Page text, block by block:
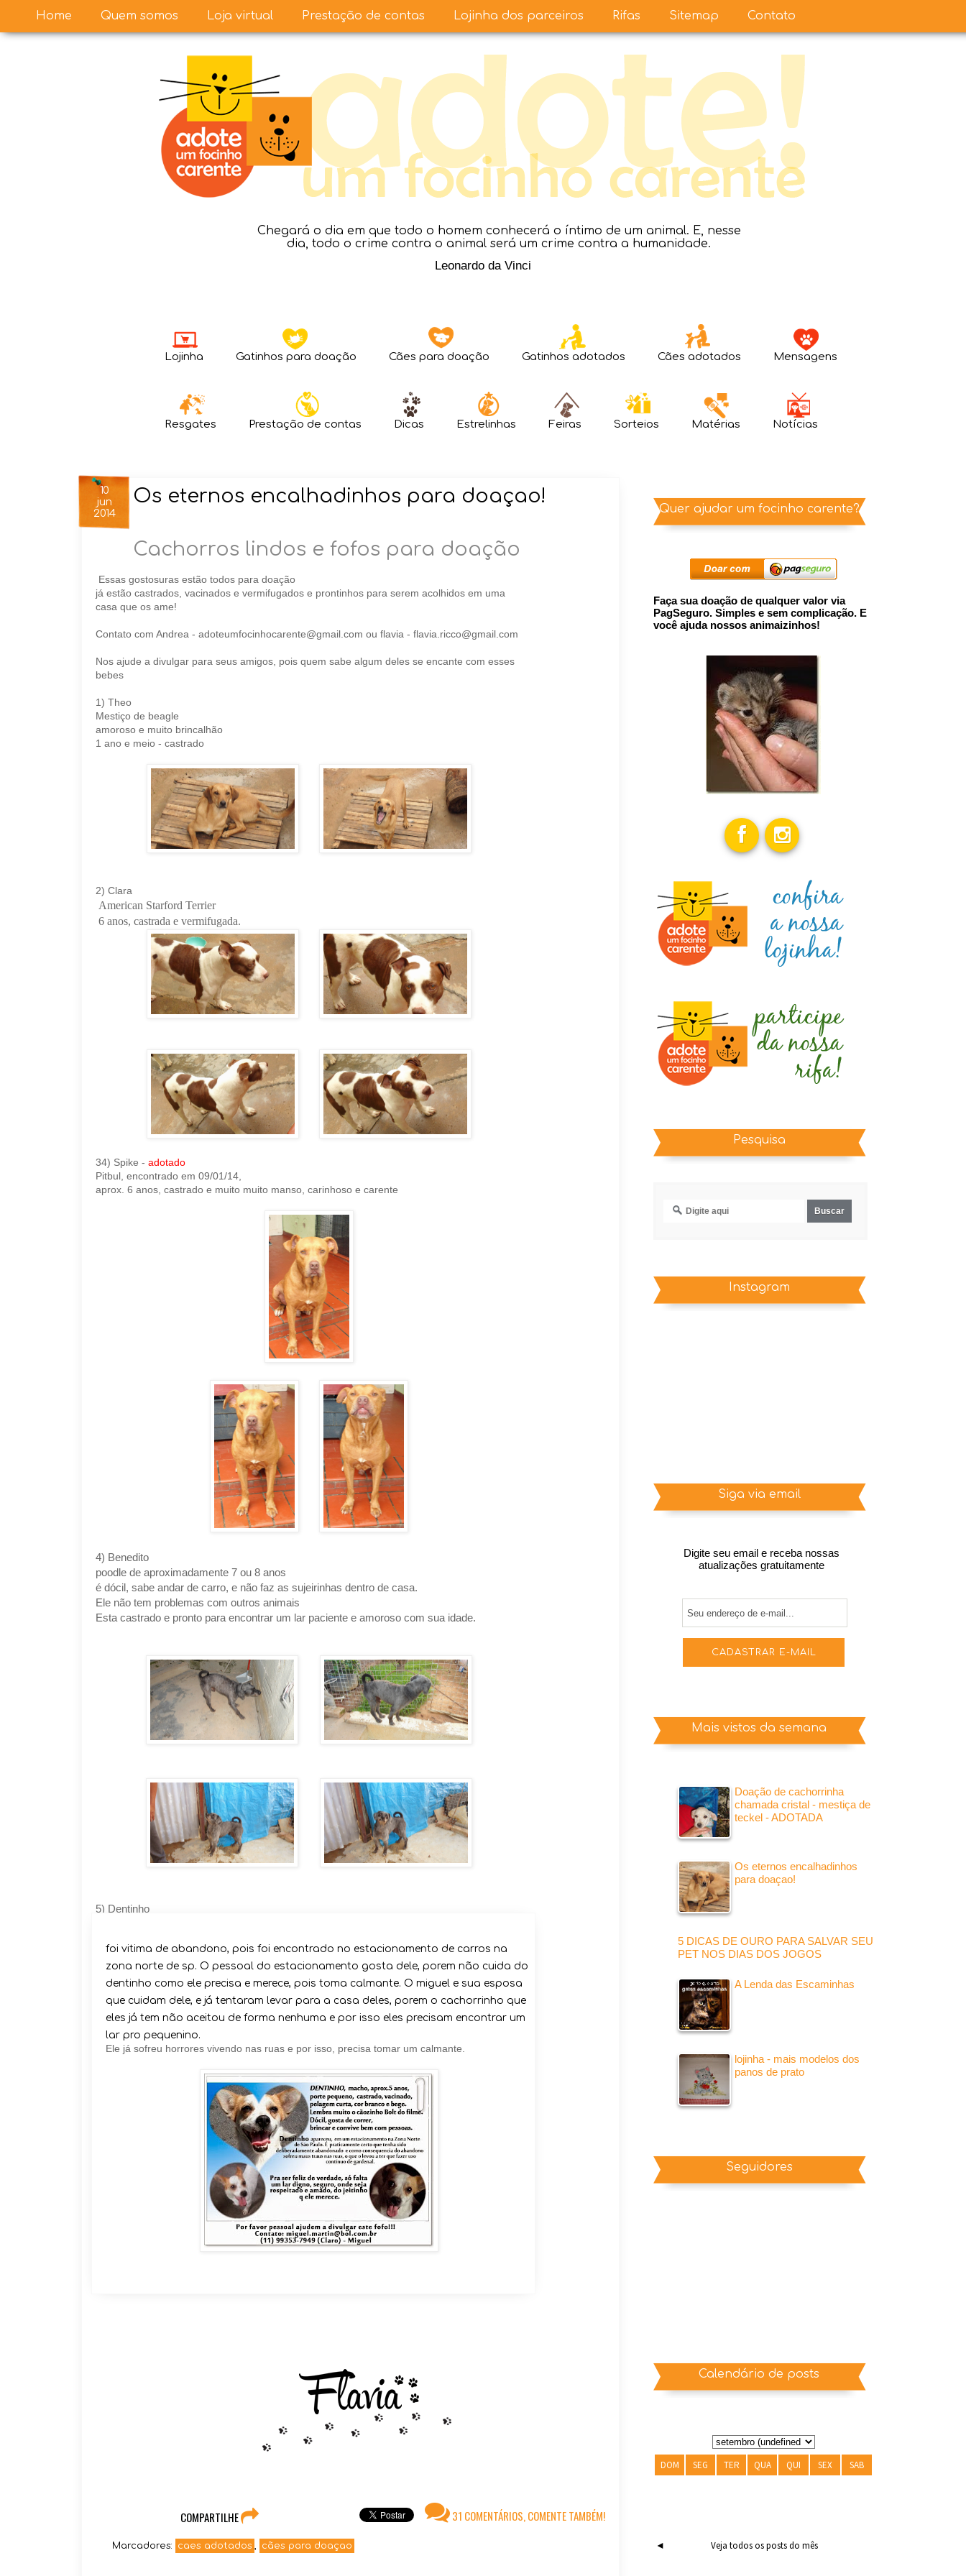
Chegará o dia em que todo o homem conhecerá o íntimo de um animal. E, nesse
dia, todo o crime contra o animal será um crime contra a humanidade.
Leonardo da Vinci
Lojinha Gatinhos para doação Cães para doação Gatinhos adotados Cães adotados Mensagens
Resgates Prestação de contas Dicas Estrelinhas Feiras Sorteios Matérias Notícias
10
jun
2014
Os eternos encalhadinhos para doaçao!
Cachorros lindos e fofos para doação
Essas gostosuras estão todos para doação
já estão castrados, vacinados e vermifugados e prontinhos para serem acolhidos em uma
casa que os ame!
Contato com Andrea - adoteumfocinhocarente@gmail.com ou flavia - flavia.ricco@gmail.com
Nos ajude a divulgar para seus amigos, pois quem sabe algum deles se encante com esses
bebes
1) Theo
Mestiço de beagle
amoroso e muito brincalhão
1 ano e meio - castrado
2) Clara
American Starford Terrier
6 anos, castrada e vermifugada.
34) Spike - adotado
Pitbul, encontrado em 09/01/14,
aprox. 6 anos, castrado e muito muito manso, carinhoso e carente
4) Benedito
poodle de aproximadamente 7 ou 8 anos
é dócil, sabe andar de carro, e não faz as sujeirinhas dentro de casa.
Ele não tem problemas com outros animais
Esta castrado e pronto para encontrar um lar paciente e amoroso com sua idade.
5) Dentinho
foi vitima de abandono, pois foi encontrado no estacionamento de carros na
zona norte de sp. O pessoal do estacionamento gosta dele, porem não cuida do
dentinho como ele precisa e merece, pois toma calmante. O miguel e sua esposa
que cuidam dele, e já tentaram levar para a casa deles, porem o cachorrinho que
eles já tem não aceitou de forma nenhuma e por isso eles precisam encontrar um
lar pro pequenino.
Ele já sofreu horrores vivendo nas ruas e por isso, precisa tomar um calmante.
31 COMENTÁRIOS, COMENTE TAMBÉM!
COMPARTILHE
Marcadores: caes adotados cães para doaçao
Home Quem somos Loja virtual Prestação de contas Lojinha dos parceiros Rifas Sitemap Contato
Quer ajudar um focinho carente?
Faça sua doação de qualquer valor via
PagSeguro. Simples e sem complicação. E
você ajuda nossos animaizinhos!
Pesquisa
Instagram
Siga via email
Digite seu email e receba nossas
atualizações gratuitamente
Mais vistos da semana
Doação de cachorrinha
chamada cristal - mestiça de
teckel - ADOTADA
Os eternos encalhadinhos
para doaçao!
5 DICAS DE OURO PARA SALVAR SEU
PET NOS DIAS DOS JOGOS
A Lenda das Escaminhas
lojinha - mais modelos dos
panos de prato
Seguidores
Calendário de posts
DOM SEG TER QUA QUI SEX SAB
◄ Veja todos os posts do mês